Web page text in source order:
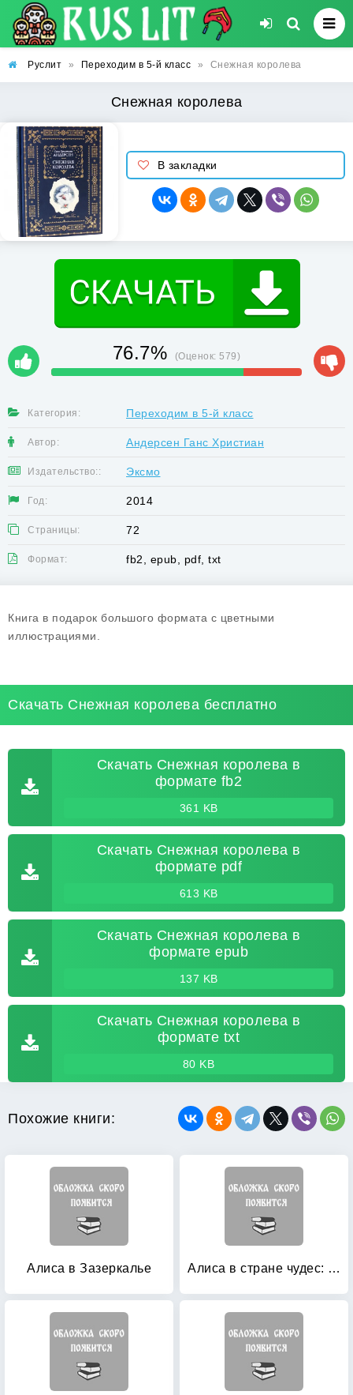
Руслит » Переходим в 5-й класс » Снежная королева
Снежная королева
В закладки
76.7% (Оценок:579)
Категория: Переходим в 5-й класс
Автор: Андерсен Ганс Христиан
Издательство:: Эксмо
Год: 2014
Страницы: 72
Формат: fb2, epub, pdf, txt
Книга в подарок большого формата с цветными
иллюстрациями.
Скачать Снежная королева бесплатно
Скачать Снежная королева в
формате fb2
361 KB
Скачать Снежная королева в
формате pdf
613 KB
Скачать Снежная королева в
формате epub
137 KB
Скачать Снежная королева в
формате txt
80 KB
Похожие книги:
Алиса в Зазеркалье Алиса в стране чудес: Алиса в зазеркалье